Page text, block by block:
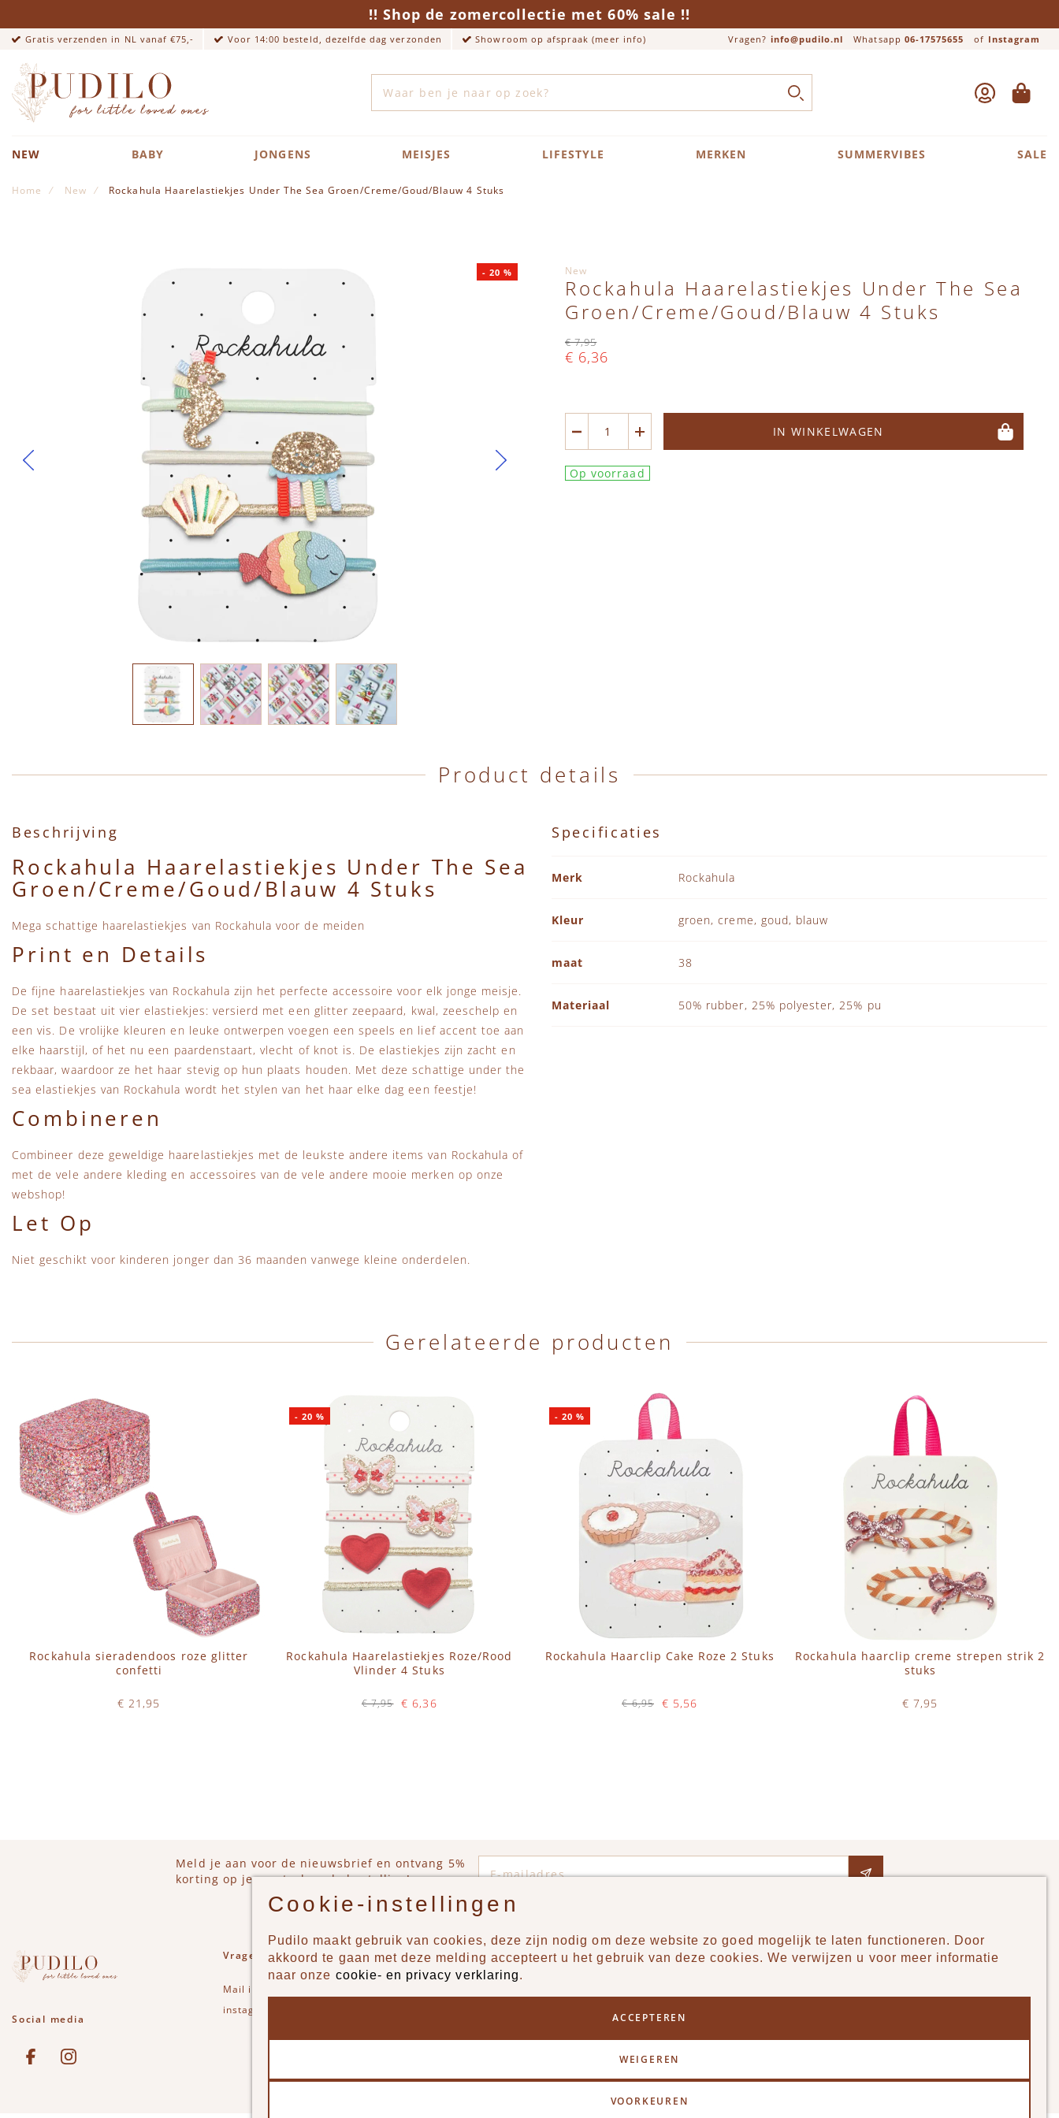
!! Shop de zomercollectie met 60% sale !!
Gratis verzenden in NL vanaf €75,- Voor 14:00 besteld, dezelfde dag verzonden Showroom op afspraak (meer info) Vragen? info@pudilo.nl Whatsapp 06-17575655 of Instagram
Close search
ZOEK ACCOUNT
NEW BABY JONGENS MEISJES LIFESTYLE MERKEN SUMMERVIBES SALE
Home New Rockahula Haarelastiekjes Under The Sea Groen/Creme/Goud/Blauw 4 Stuks
- 20 % New
Rockahula Haarelastiekjes Under The Sea
Groen/Creme/Goud/Blauw 4 Stuks
€ 6,36
€ 7,95
IN WINKELWAGEN
Op voorraad
Product details
Beschrijving
Rockahula Haarelastiekjes Under The Sea
Groen/Creme/Goud/Blauw 4 Stuks
Mega schattige haarelastiekjes van Rockahula voor de meiden
Print en Details
De fijne haarelastiekjes van Rockahula zijn het perfecte accessoire voor elk jonge meisje.
De set bestaat uit vier elastiekjes: versierd met een glitter zeepaard, kwal, zeeschelp en
een vis. De vrolijke kleuren en leuke ontwerpen voegen een speels en lief accent toe aan
elke haarstijl, of het nu een paardenstaart, vlecht of knot is. De elastiekjes zijn zacht en
rekbaar, waardoor ze het haar stevig op hun plaats houden. Met deze schattige under the
sea elastiekjes van Rockahula wordt het stylen van het haar elke dag een feestje!
Combineren
Combineer deze geweldige haarelastiekjes met de leukste andere items van Rockahula of
met de vele andere kleding en accessoires van de vele andere mooie merken op onze
webshop!
Let Op
Niet geschikt voor kinderen jonger dan 36 maanden vanwege kleine onderdelen.
Specificaties
Merk
Rockahula
Kleur groen, creme, goud, blauw
maat 38
Materiaal 50% rubber, 25% polyester, 25% pu
Gerelateerde producten
Rockahula sieradendoos roze glitter
confetti
€ 21,95
Rockahula Haarelastiekjes Roze/Rood
Vlinder 4 Stuks
€ 6,36
€ 7,95
- 20 %
Rockahula Haarclip Cake Roze 2 Stuks
€ 5,56
€ 6,95
-20 %
Rockahula haarclip creme strepen strik 2
stuks
€ 7,95
Meld je aan voor de nieuwsbrief en ontvang 5%
korting op je eerstvolgende bestelling!
Social media
See our FacebookBekijk onze Instagram pagina
Vragen of opmerkingen?
Mail info@pudilo.nl
instagram
Producten
Merken
Pudilo
Klantenservice - Ruilen & Retourneren
Cookie-instellingen
Pudilo maakt gebruik van cookies, deze zijn nodig om deze website zo goed mogelijk te laten functioneren. Door
akkoord te gaan met deze melding accepteert u het gebruik van deze cookies. We verwijzen u voor meer informatie
naar onze cookie- en privacy verklaring.
ACCEPTEREN
WEIGEREN
VOORKEUREN